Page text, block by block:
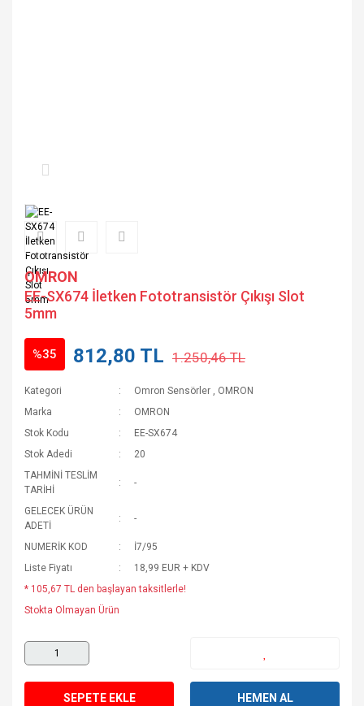
OMRON
EE-SX674 İletken Fototransistör Çıkışı Slot
5mm
%35 812,80 TL 1.250,46 TL
Kategori Omron Sensörler , OMRON
Marka
OMRON
Stok Kodu
EE-SX674
Stok Adedi
20
TAHMİNİ TESLİM
TARİHİ
-
GELECEK ÜRÜN
ADETİ
-
NUMERİK KOD
İ7/95
Liste Fiyatı
18,99 EUR + KDV
* 105,67 TL den başlayan taksitlerle!
Stokta Olmayan Ürün
SEPETE EKLE HEMEN AL